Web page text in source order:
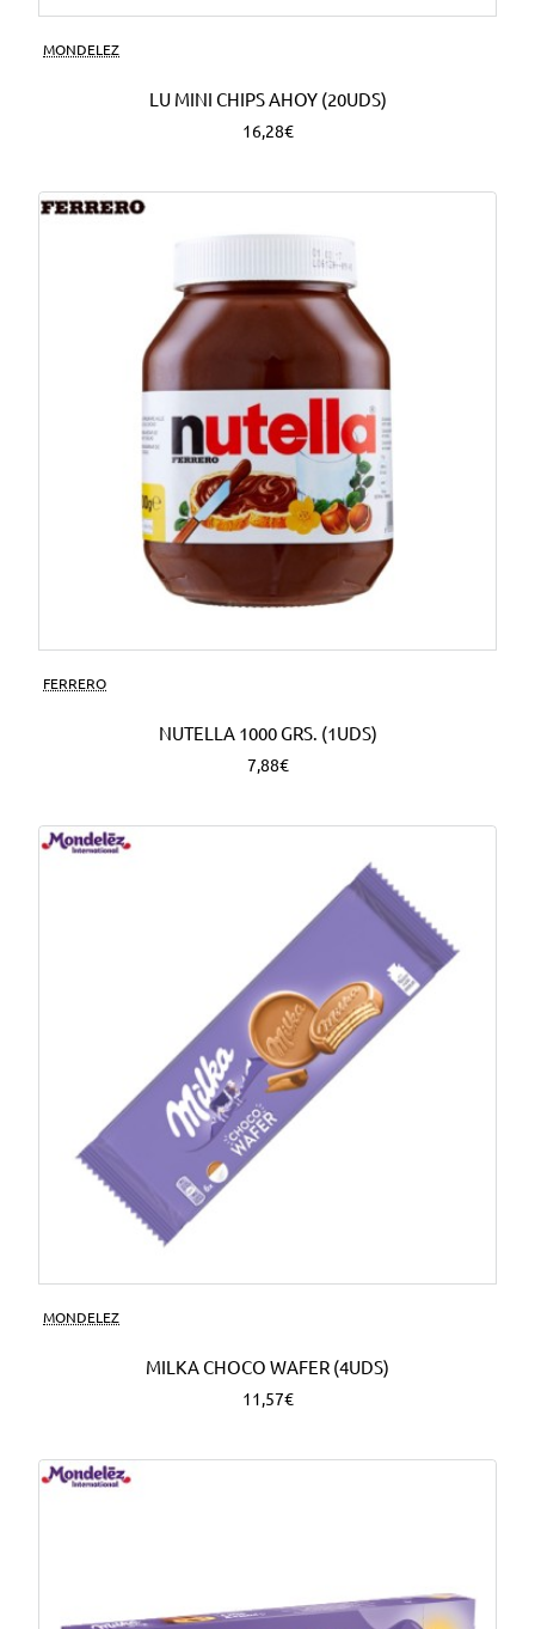
MONDELEZ
LU MINI CHIPS AHOY (20UDS)
16,28€
FERRERO
NUTELLA 1000 GRS. (1UDS)
7,88€
MONDELEZ
MILKA CHOCO WAFER (4UDS)
11,57€